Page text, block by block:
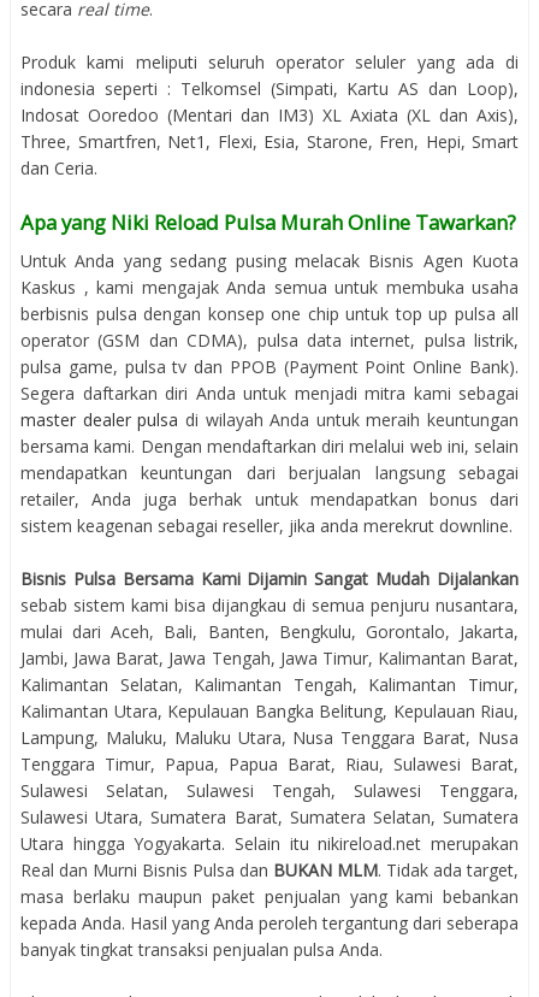
secara real time.
Produk kami meliputi seluruh operator seluler yang ada di
indonesia seperti : Telkomsel (Simpati, Kartu AS dan Loop),
Indosat Ooredoo (Mentari dan IM3) XL Axiata (XL dan Axis),
Three, Smartfren, Net1, Flexi, Esia, Starone, Fren, Hepi, Smart
dan Ceria.
Apa yang Niki Reload Pulsa Murah Online Tawarkan?
Untuk Anda yang sedang pusing melacak Bisnis Agen Kuota
Kaskus , kami mengajak Anda semua untuk membuka usaha
berbisnis pulsa dengan konsep one chip untuk top up pulsa all
operator (GSM dan CDMA), pulsa data internet, pulsa listrik,
pulsa game, pulsa tv dan PPOB (Payment Point Online Bank).
Segera daftarkan diri Anda untuk menjadi mitra kami sebagai
master dealer pulsa di wilayah Anda untuk meraih keuntungan
bersama kami. Dengan mendaftarkan diri melalui web ini, selain
mendapatkan keuntungan dari berjualan langsung sebagai
retailer, Anda juga berhak untuk mendapatkan bonus dari
sistem keagenan sebagai reseller, jika anda merekrut downline.
Bisnis Pulsa Bersama Kami Dijamin Sangat Mudah Dijalankan
sebab sistem kami bisa dijangkau di semua penjuru nusantara,
mulai dari Aceh, Bali, Banten, Bengkulu, Gorontalo, Jakarta,
Jambi, Jawa Barat, Jawa Tengah, Jawa Timur, Kalimantan Barat,
Kalimantan Selatan, Kalimantan Tengah, Kalimantan Timur,
Kalimantan Utara, Kepulauan Bangka Belitung, Kepulauan Riau,
Lampung, Maluku, Maluku Utara, Nusa Tenggara Barat, Nusa
Tenggara Timur, Papua, Papua Barat, Riau, Sulawesi Barat,
Sulawesi Selatan, Sulawesi Tengah, Sulawesi Tenggara,
Sulawesi Utara, Sumatera Barat, Sumatera Selatan, Sumatera
Utara hingga Yogyakarta. Selain itu nikireload.net merupakan
Real dan Murni Bisnis Pulsa dan BUKAN MLM. Tidak ada target,
masa berlaku maupun paket penjualan yang kami bebankan
kepada Anda. Hasil yang Anda peroleh tergantung dari seberapa
banyak tingkat transaksi penjualan pulsa Anda.